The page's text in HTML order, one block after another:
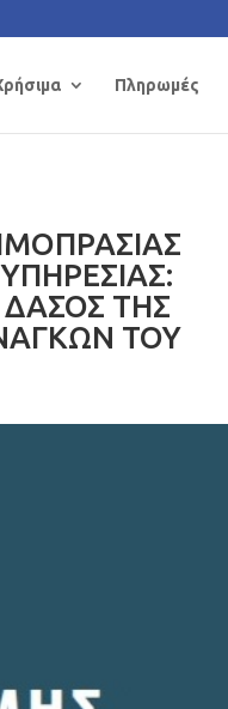
Πληρωμές
ΤΗΣ
ΤΟΥ